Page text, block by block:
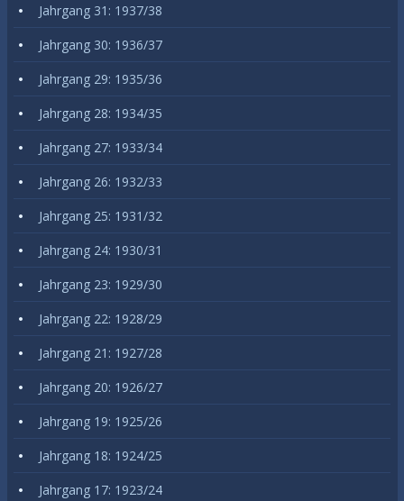
Jahrgang 31: 1937/38
Jahrgang 30: 1936/37
Jahrgang 29: 1935/36
Jahrgang 28: 1934/35
Jahrgang 27: 1933/34
Jahrgang 26: 1932/33
Jahrgang 25: 1931/32
Jahrgang 24: 1930/31
Jahrgang 23: 1929/30
Jahrgang 22: 1928/29
Jahrgang 21: 1927/28
Jahrgang 20: 1926/27
Jahrgang 19: 1925/26
Jahrgang 18: 1924/25
Jahrgang 17: 1923/24